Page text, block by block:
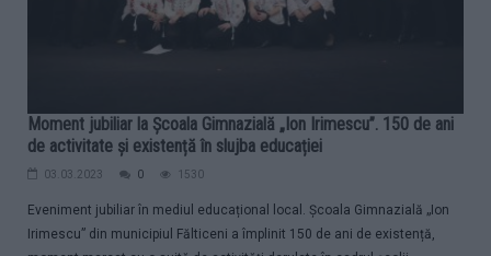
Moment jubiliar la Școala Gimnazială „Ion Irimescu”. 150 de ani
de activitate și existență în slujba educației
03.03.2023 0 1530
Eveniment jubiliar în mediul educațional local. Școala Gimnazială „Ion
Irimescu” din municipiul Fălticeni a împlinit 150 de ani de existență,